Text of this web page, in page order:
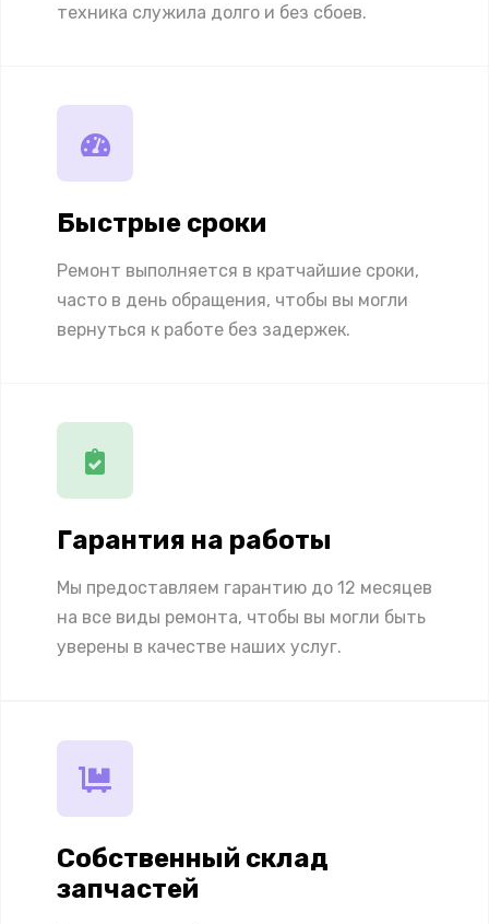
техника служила долго и без сбоев.
Быстрые сроки
Ремонт выполняется в кратчайшие сроки,
часто в день обращения, чтобы вы могли
вернуться к работе без задержек.
Гарантия на работы
Мы предоставляем гарантию до 12 месяцев
на все виды ремонта, чтобы вы могли быть
уверены в качестве наших услуг.
Собственный склад
запчастей